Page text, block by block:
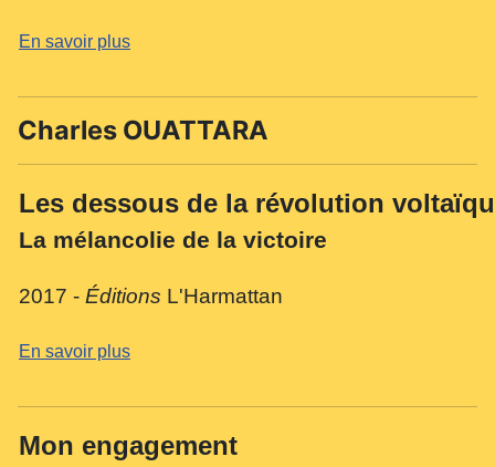
En savoir plus
Charles OUATTARA
Les dessous de la révolution
La mélancolie de la victoire
2017 - Éditions L'Harmattan
En savoir plus
Mon engagement